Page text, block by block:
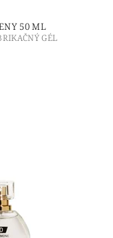
50 ML
GÉL